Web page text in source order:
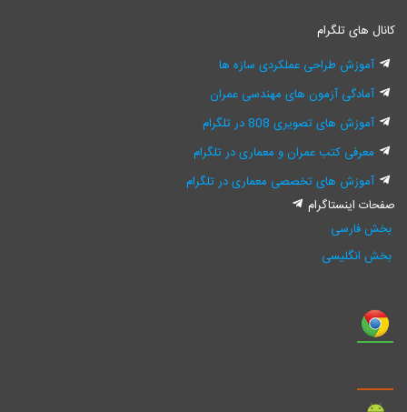
کانال های تلگرام
آموزش طراحی عملکردی سازه ها
آمادگی آزمون های مهندسی عمران
آموزش های تصویری 808 در تلگرام
معرفی کتب عمران و معماری در تلگرام
آموزش های تخصصی معماری در تلگرام
صفحات اینستاگرام
بخش فارسی
بخش انگلیسی